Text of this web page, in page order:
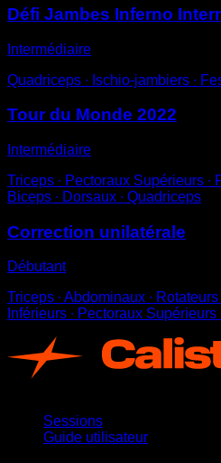
Défi Jambes Inferno
Intermédiaire
Quadriceps ∙ Ischio-jambiers ∙
Tour du Monde 2022
Intermédiaire
Triceps ∙ Pectoraux Supérieurs ∙
Biceps ∙ Dorsaux ∙ Quadriceps
Correction unilatérale
Débutant
Triceps ∙ Abdominaux ∙
Inférieurs ∙ Pectoraux
Sessions
Guide utilisateur